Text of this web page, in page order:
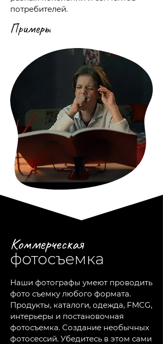
потребителей.
Примеры
Коммерческая
фотосъемка
Наши фотографы умеют проводить
фото съемку любого формата.
Продукты, каталоги, одежда, FMCG,
интерьеры и постановочная
фотосъемка. Создание необычных
фотосессий. Убедитесь в этом сами